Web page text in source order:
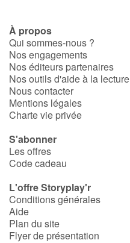
À propos
Qui sommes-nous ?
Nos engagements
Nos éditeurs partenaires
Nos outils d'aide à la lecture
Nous contacter
Mentions légales
Charte vie privée
S'abonner
Les offres
Code cadeau
L'offre Storyplay'r
Conditions générales
Aide
Plan du site
Flyer de présentation